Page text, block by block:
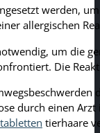
werden,
allergischen
um die
Die
durch einen
tierhaare